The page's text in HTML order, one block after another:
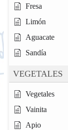
Fresa
Limón
Aguacate
Sandía
VEGETALES
Vegetales
Vainita
Apio